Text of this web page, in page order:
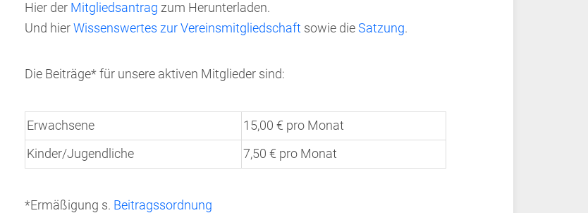
Hier der Mitgliedsantrag zum Herunterladen.
Und hierWissenswertes zur Vereinsmitgliedschaft sowie dieSatzung.
Die Beiträge* für unsere aktiven Mitglieder sind:
Erwachsene
15,00 € pro Monat
Kinder/Jugendliche
7,50 € pro Monat
*Ermäßigung s. Beitragssordnung